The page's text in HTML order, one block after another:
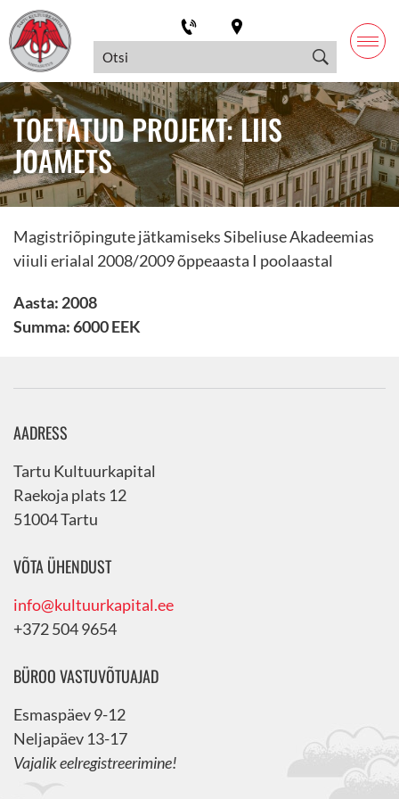
TOETATUD PROJEKT: LIIS
JOAMETS
Magistriõpingute jätkamiseks Sibeliuse Akadeemias
viiuli erialal 2008/2009 õppeaasta I poolaastal
Aasta: 2008
Summa: 6000 EEK
AADRESS
Tartu Kultuurkapital
Raekoja plats 12
51004 Tartu
VÕTA ÜHENDUST
info@kultuurkapital.ee
+372 504 9654
BÜROO VASTUVÕTUAJAD
Esmaspäev 9-12
Neljapäev 13-17
Vajalik eelregistreerimine!